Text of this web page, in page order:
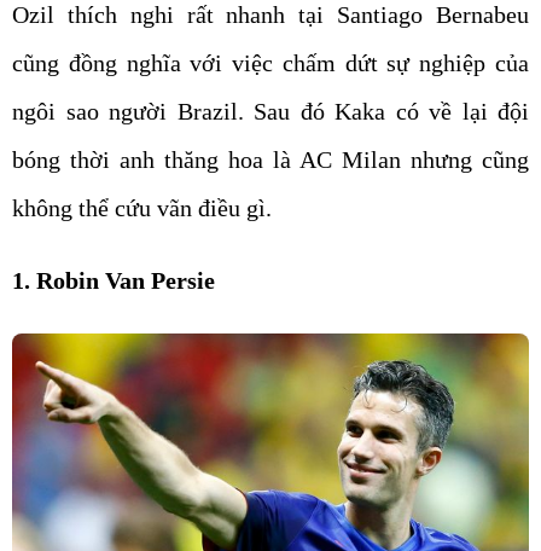
Ozil thích nghi rất nhanh tại Santiago Bernabeu
cũng đồng nghĩa với việc chấm dứt sự nghiệp của
ngôi sao người Brazil. Sau đó Kaka có về lại đội
bóng thời anh thăng hoa là AC Milan nhưng cũng
không thể cứu vãn điều gì.
1. Robin Van Persie